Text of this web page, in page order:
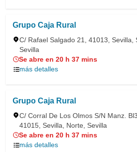
Grupo Caja Rural
C/ Rafael Salgado 21, 41013, Sevilla,
Sevilla
Se abre en 20 h 37 mins
más detalles
Grupo Caja Rural
C/ Corral De Los Olmos S/N Manz. Bl3,
41015, Sevilla, Norte, Sevilla
Se abre en 20 h 37 mins
más detalles